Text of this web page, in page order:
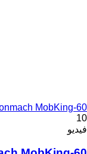
MobKing-60
10
فيديو